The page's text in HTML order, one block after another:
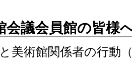
会議会員館の皆様
美術館関係者の行動